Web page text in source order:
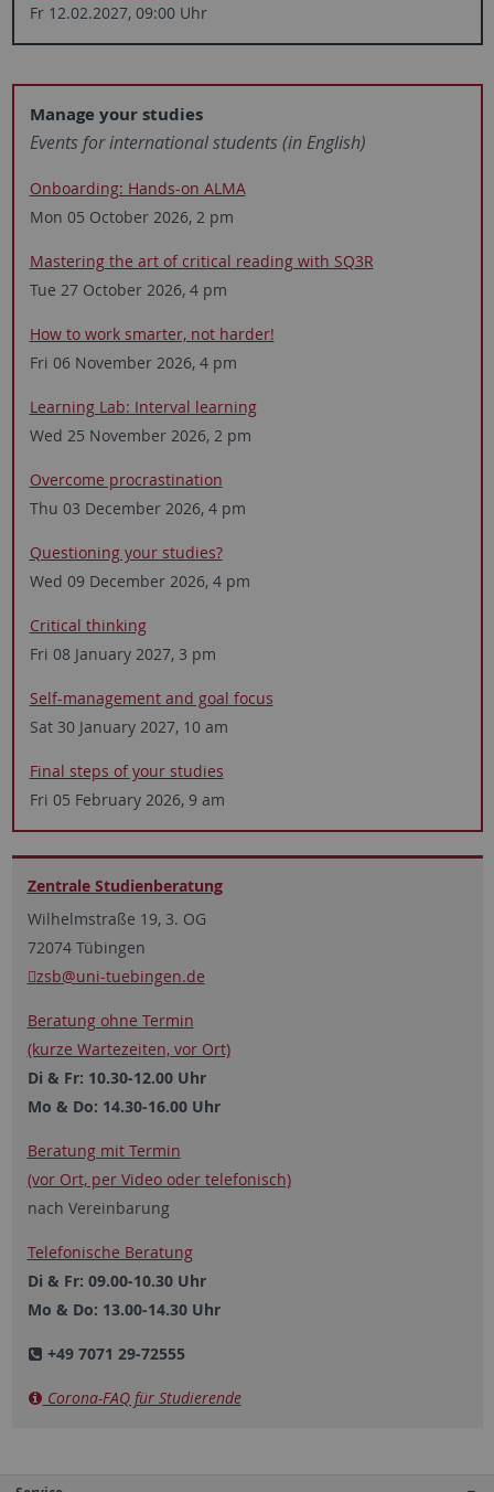
Fr 12.02.2027, 09:00 Uhr
Manage your studies
Events for ­inter­national students ­(in English)
Onboarding: Hands-on ALMA
Mon 05 October 2026, 2 pm
Mastering the art of critical reading with SQ3R
Tue 27 October 2026, 4 pm
How to work smarter, ­not harder!
Fri 06 November 2026, 4 pm
Learning Lab: ­Interval learning
Wed 25 November 2026, 2 pm
Overcome procrastination
Thu 03 December 2026, 4 pm
Questioning your studies?
Wed 09 December 2026, 4 pm
Critical thinking
Fri 08 January 2027, 3 pm
Self-management and ­goal focus
Sat 30 January 2027, 10 am
Final steps of your studies
Fri 05 February 2026, 9 am
Zentrale Studien­beratung
Wilhelmstraße 19, 3. OG
72074 Tübingen
zsb@uni-tuebingen.de
Beratung ohne Termin
(kurze Wartezeiten, vor Ort)
Di & Fr: 10.30-12.00 Uhr
Mo & Do: 14.30-16.00 Uhr
Beratung mit Termin
(vor Ort, per Video oder ­telefonisch)
nach Vereinbarung
Telefonische Beratung
Di & Fr: 09.00-10.30 Uhr
Mo & Do: 13.00-14.30 Uhr
+49 7071 29-72555
Corona-FAQ für Studierende